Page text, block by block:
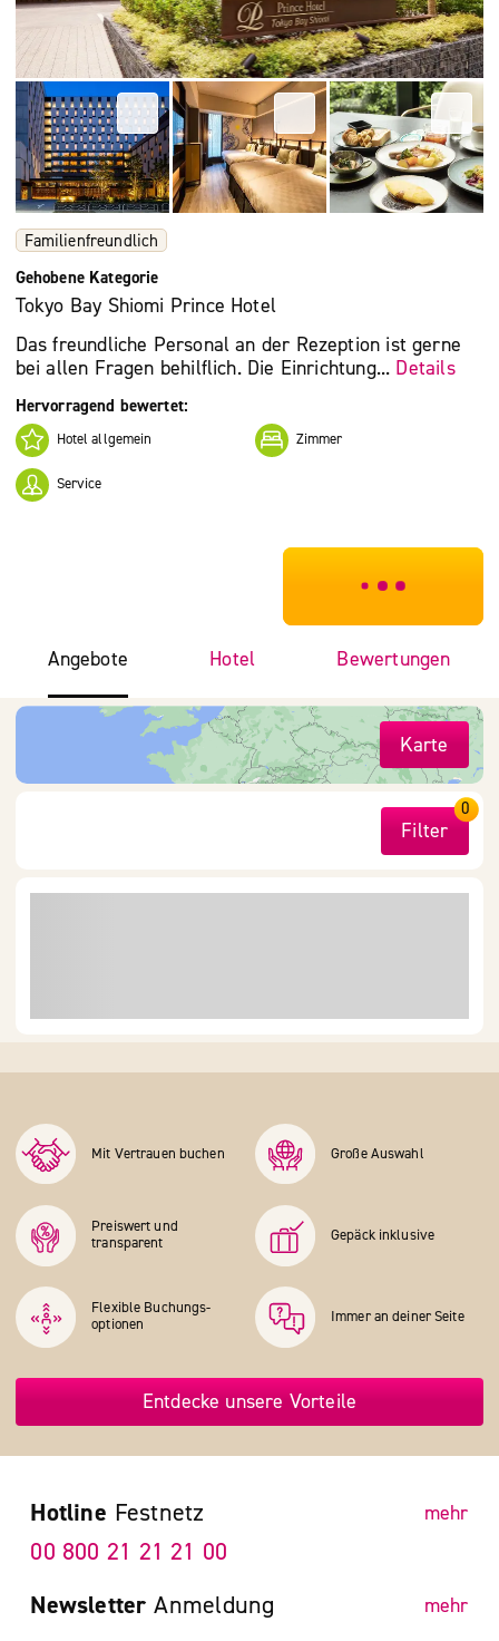
Familienfreundlich
Gehobene Kategorie
Tokyo Bay Shiomi Prince Hotel
Das freundliche Personal an der Rezeption ist gerne
bei allen Fragen behilflich. Die Einrichtung... Details
Hervorragend bewertet:
Hotel allgemein Zimmer
Service
***************
Angebote Hotel Bewertungen
Karte
Filter
0
Mit Vertrauen buchen Große Auswahl
Preiswert und
transparent
Gepäck inklusive
Flexible Buchungs­
optionen
Immer an deiner Seite
Entdecke unsere Vorteile
Hotline Festnetz mehr
00 800 21 21 21 00
Newsletter Anmeldung mehr